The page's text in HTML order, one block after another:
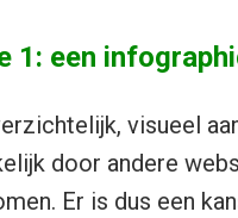
1: een
visueel
door andere
Er is dus een